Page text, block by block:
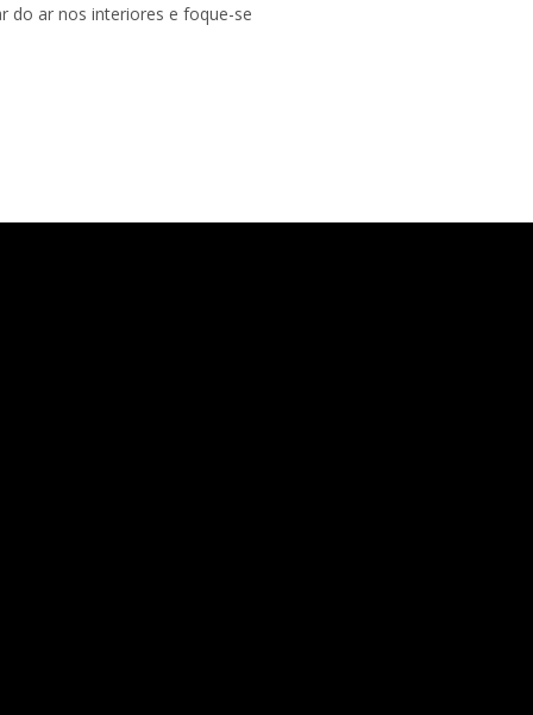
do ar nos interiores e foque-se